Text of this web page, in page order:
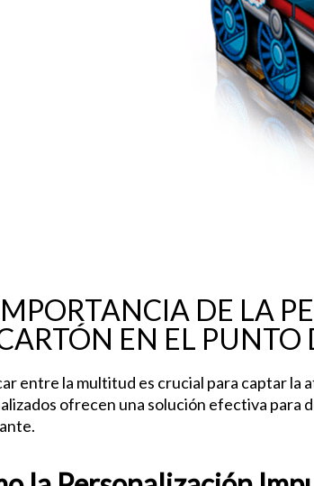
DE LA
EN EL PUNTO
entre la multitud es crucial para captar la
ofrecen una solución efectiva para